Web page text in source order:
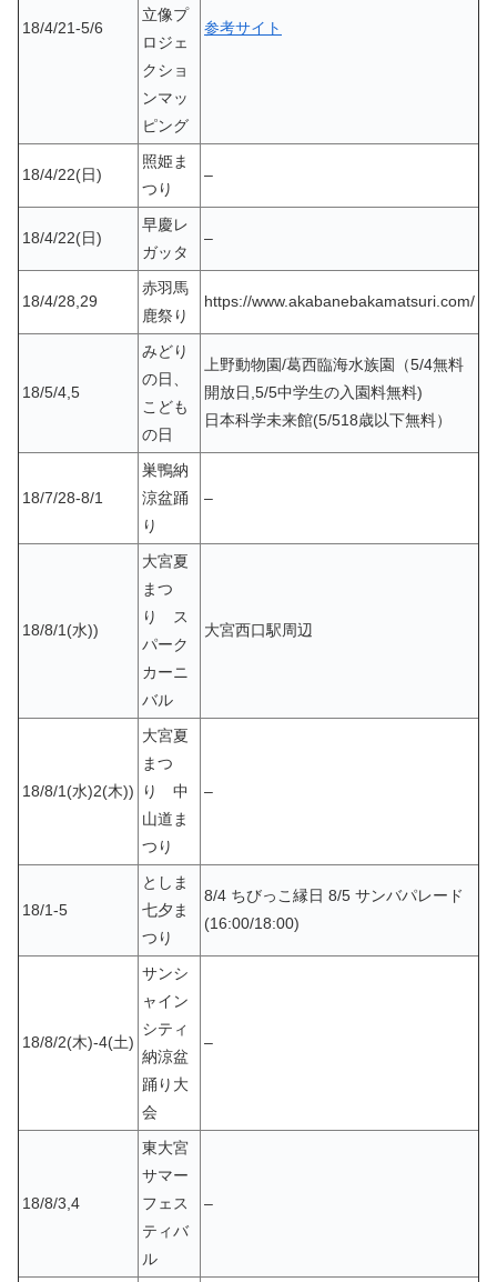
18/4/21-5/6
立像プ
ロジェ
クショ
ンマッ
ピング
参考サイト
18/4/22(日)
照姫ま
つり
–
18/4/22(日)
早慶レ
ガッタ
–
18/4/28,29
赤羽馬
鹿祭り
https://www.akabanebakamatsuri.com/
18/5/4,5
みどり
の日、
こども
の日
上野動物園/葛西臨海水族園（5/4無料
開放日,5/5中学生の入園料無料)
日本科学未来館(5/518歳以下無料）
18/7/28-8/1
巣鴨納
涼盆踊
り
–
18/8/1(水))
大宮夏
まつ
り ス
パーク
カーニ
バル
大宮西口駅周辺
18/8/1(水)2(木))
大宮夏
まつ
り 中
山道ま
つり
–
18/1-5
としま
七夕ま
つり
8/4 ちびっこ縁日 8/5 サンバパレード
(16:00/18:00)
18/8/2(木)-4(土)
サンシ
ャイン
シティ
納涼盆
踊り大
会
–
18/8/3,4
東大宮
サマー
フェス
ティバ
ル
–